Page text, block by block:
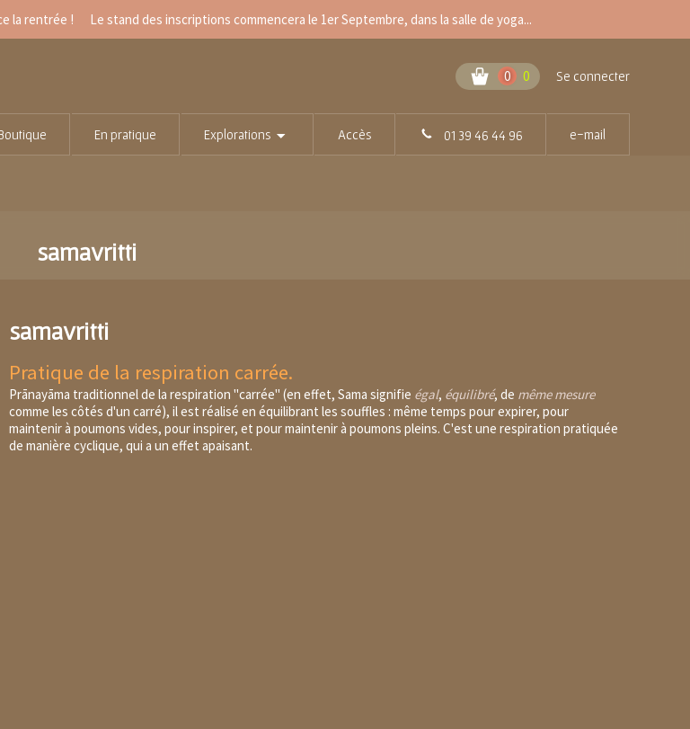
la rentrée ! Le stand des inscriptions commencera le 1er Septembre, dans la salle de yoga...
0 0 Se connecter
En pratique Explorations Accès 01 39 46 44 96 e-mail
samavritti
samavritti
Pratique de la respiration carrée.
Prānayāma traditionnel de la respiration "carrée" (en effet, Sama signifie égal, équilibré, de même mesure
comme les côtés d'un carré), il est réalisé en équilibrant les souffles : même temps pour expirer, pour
maintenir à poumons vides, pour inspirer, et pour maintenir à poumons pleins. C'est une respiration pratiquée
de manière cyclique, qui a un effet apaisant.